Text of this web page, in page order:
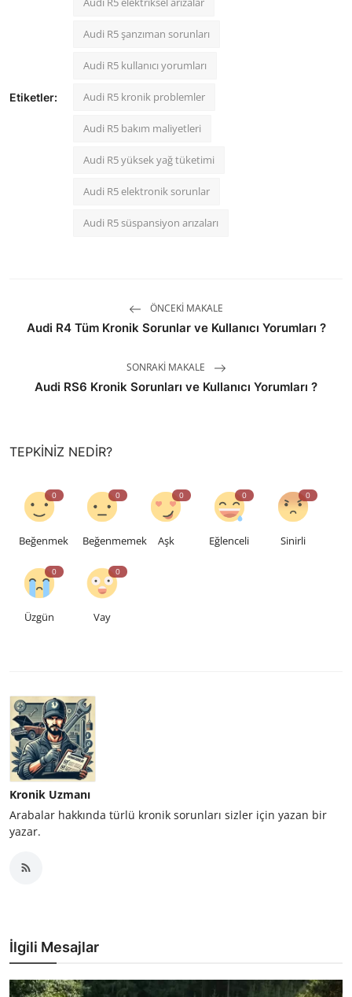
Etiketler:
Audi R5 şanzıman sorunları
Audi R5 kullanıcı yorumları
Audi R5 kronik problemler
Audi R5 bakım maliyetleri
Audi R5 yüksek yağ tüketimi
Audi R5 elektronik sorunlar
Audi R5 süspansiyon arızaları
ÖNCEKI MAKALE
Audi R4 Tüm Kronik Sorunlar ve Kullanıcı Yorumları ?
SONRAKI MAKALE
Audi RS6 Kronik Sorunları ve Kullanıcı Yorumları ?
TEPKINIZ NEDIR?
0
Beğenmek
0
Beğenmemek
0
Aşk
0
Eğlenceli
0
Sinirli
0
Üzgün
0
Vay
Kronik Uzmanı
Arabalar hakkında türlü kronik sorunları sizler için yazan bir
yazar.
İlgili Mesajlar